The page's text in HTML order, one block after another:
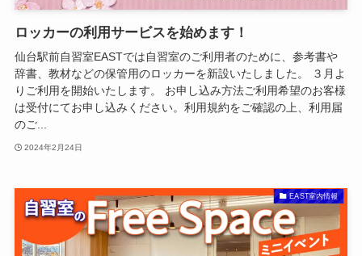
ロッカーの利用サービスを始めます！
仙台駅前自習室EASTでは自習室のご利用者のために、参考書や
辞書、教材などの保管用のロッカーを新設いたしました。 ３月よ
りご利用を開始いたします。 お申し込み方法ご利用希望のお客様
は受付にてお申し込みください。利用規約をご確認の上、利用届
のご...
2024年2月24日
EAST室内情報